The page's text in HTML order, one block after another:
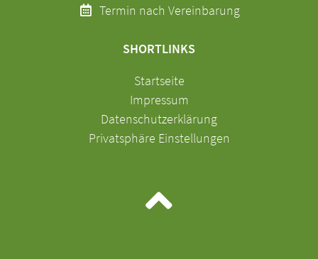
Termin nach Vereinbarung
SHORTLINKS
Navigation
überspringen
Startseite
Impressum
Datenschutzerklärung
Privatsphäre Einstellungen